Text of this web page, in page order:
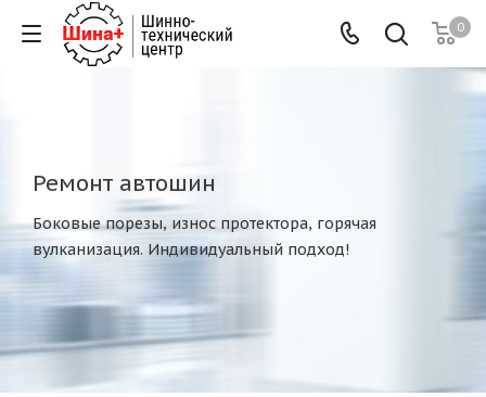
0
Ремонт автошин
Боковые порезы, износ протектора, горячая
вулканизация. Индивидуальный подход!